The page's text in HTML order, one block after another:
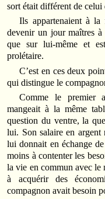
sort était différent de celui
Ils appartenaient à la
devenir un jour maîtres
que sur lui-même et
prolétaire.
C’est en ces deux
qui distingue le
Comme le premier
mangeait à la même
question du ventre, la
lui. Son salaire en argent
lui donnait en échange
moins à contenter les
la vie en commun avec le
à acquérir des
compagnon avait besoin